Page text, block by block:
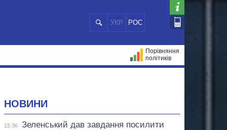
УКР РОС
Порівняння
політиків
НОВИНИ
15:36
Зеленський дав завдання посилити